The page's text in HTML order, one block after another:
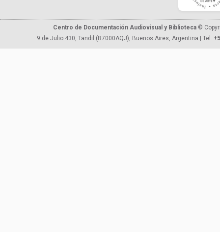
Centro de Documentación Audiovisual y Biblioteca ©
9 de Julio 430, Tandil (B7000AQJ), Buenos Aires, Argentina | Tel.